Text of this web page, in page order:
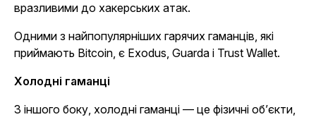
вразливими до хакерських атак.
Одними з найпопулярніших гарячих гаманців, які
приймають Bitcoin, є Exodus, Guarda і Trust Wallet.
Холодні гаманці
З іншого боку, холодні гаманці — це фізичні об’єкти,